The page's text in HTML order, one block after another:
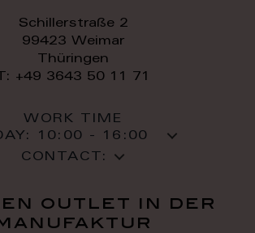
Schillerstraße 2
99423 Weimar
Thüringen
T: +49 3643 50 11 71
WORK TIME
10:00 - 16:00
CONTACT:
outlet in der